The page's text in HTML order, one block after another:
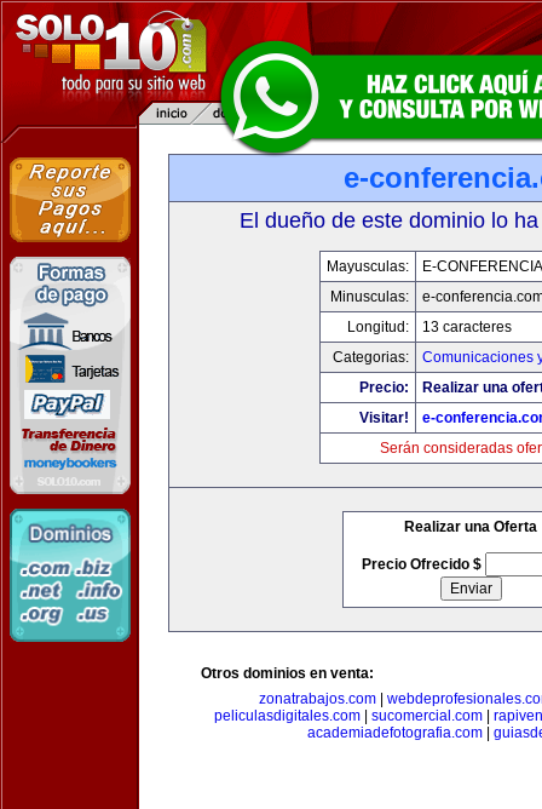
e-
El dueño de este dominio lo
Mayusculas:
E-
Minusculas:
e-
Longitud:
13 caracteres
Categorias:
Comunicaciones
Precio:
Realizar una
Visitar!
e-
Serán consideradas
Realizar una Oferta
Precio Ofrecido $
Otros dominios en venta:
zonatrabajos.com|
peliculasdigitales.com
sucomercial.com
academiadefotografia.com